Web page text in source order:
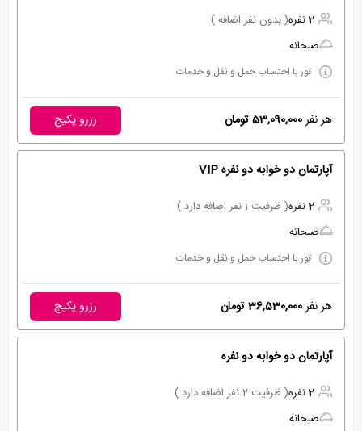
2 نفره
( بدون نفر اضافه )
صبحانه
تور با احتساب حمل و نقل و خدمات
هر نفر53,090,000 تومان رزرو پکیج
آپارتمان دو خوابه دو نفره VIP
2 نفره
( ظرفیت 1 نفر اضافه دارد )
صبحانه
تور با احتساب حمل و نقل و خدمات
هر نفر36,530,000 تومان رزرو پکیج
آپارتمان دو خوابه دو نفره
2 نفره
( ظرفیت 2 نفر اضافه دارد )
صبحانه